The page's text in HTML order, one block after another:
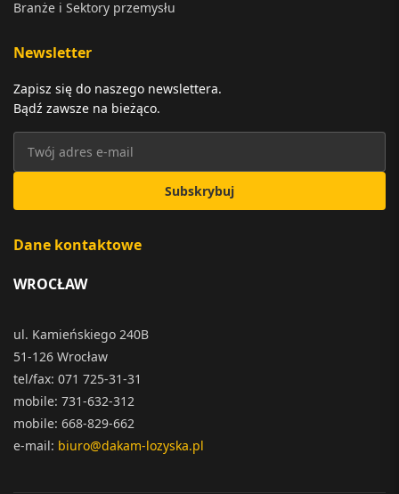
Branże i Sektory przemysłu
Newsletter
Zapisz się do naszego newslettera.
Bądź zawsze na bieżąco.
Subskrybuj
Dane kontaktowe
WROCŁAW
ul. Kamieńskiego 240B
51-126 Wrocław
tel/fax: 071 725-31-31
mobile: 731-632-312
mobile: 668-829-662
e-mail: biuro@dakam-lozyska.pl